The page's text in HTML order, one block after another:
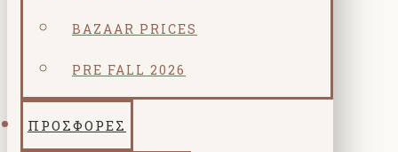
BAZAAR PRICES
PRE FALL 2026
ΠΡΟΣΦΟΡΕΣ